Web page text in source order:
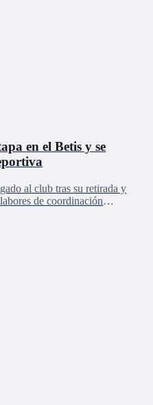
en el Betis y se
al club tras su retirada y
de coordinación